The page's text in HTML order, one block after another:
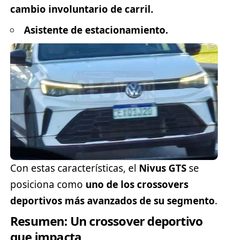
cambio involuntario de carril.
Asistente de estacionamiento.
Con estas características, el Nivus GTS se
posiciona como uno de los crossovers
deportivos más avanzados de su segmento.
Resumen: Un crossover deportivo